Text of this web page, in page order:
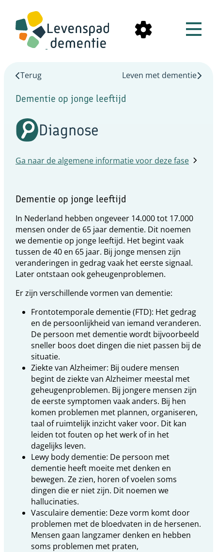
Terug Leven met dementie
Dementie op jonge leeftijd
Diagnose
Ga naar de algemene informatie voor deze fase
Dementie op jonge leeftijd
In Nederland hebben ongeveer 14.000 tot 17.000
mensen onder de 65 jaar dementie. Dit noemen
we dementie op jonge leeftijd. Het begint vaak
tussen de 40 en 65 jaar. Bij jonge mensen zijn
veranderingen in gedrag vaak het eerste signaal.
Later ontstaan ook geheugenproblemen.
Er zijn verschillende vormen van dementie:
Frontotemporale dementie (FTD): Het gedrag
en de persoonlijkheid van iemand veranderen.
De persoon met dementie wordt bijvoorbeeld
sneller boos doet dingen die niet passen bij de
situatie.
Ziekte van Alzheimer: Bij oudere mensen
begint de ziekte van Alzheimer meestal met
geheugenproblemen. Bij jongere mensen zijn
de eerste symptomen vaak anders. Bij hen
komen problemen met plannen, organiseren,
taal of ruimtelijk inzicht vaker voor. Dit kan
leiden tot fouten op het werk of in het
dagelijks leven.
Lewy body dementie: De persoon met
dementie heeft moeite met denken en
bewegen. Ze zien, horen of voelen soms
dingen die er niet zijn. Dit noemen we
hallucinaties.
Vasculaire dementie: Deze vorm komt door
problemen met de bloedvaten in de hersenen.
Mensen gaan langzamer denken en hebben
soms problemen met praten,